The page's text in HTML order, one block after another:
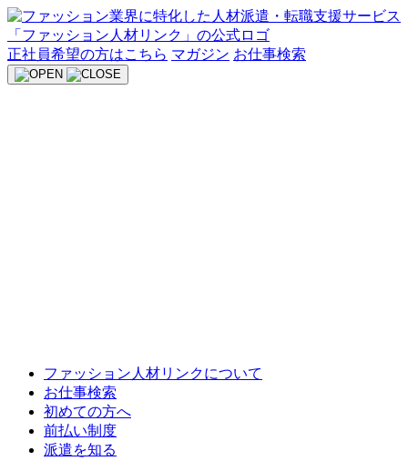
Skip
to
content
正社員希望の方はこちら マガジン お仕事検索
ファッション人材リンクについて
お仕事検索
初めての方へ
前払い制度
派遣を知る